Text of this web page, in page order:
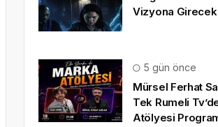
Vizyona
5 gün önce
Mürsel Ferhat
Tek Rumeli
Atölyesi